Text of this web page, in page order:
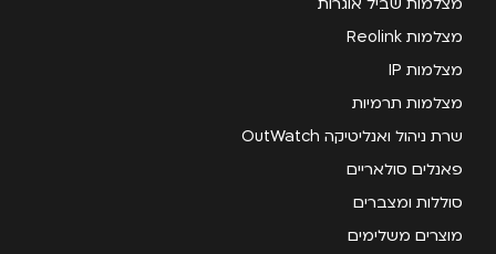
מצלמות שביל אוגרות
מצלמות Reolink
מצלמות IP
מצלמות תרמיות
שרת ניהול ואנליטיקה OutWatch
פאנלים סולאריים
סוללות ומצברים
מוצרים משלימים